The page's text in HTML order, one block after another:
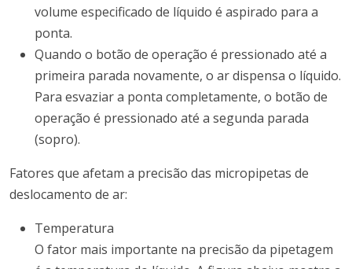
volume especificado de líquido é aspirado para a
ponta.
Quando o botão de operação é pressionado até a
primeira parada novamente, o ar dispensa o líquido.
Para esvaziar a ponta completamente, o botão de
operação é pressionado até a segunda parada
(sopro).
Fatores que afetam a precisão das micropipetas de
deslocamento de ar:
Temperatura
O fator mais importante na precisão da pipetagem